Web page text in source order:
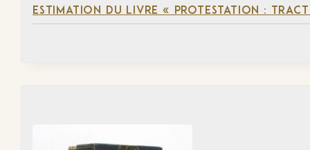
ESTIMATION DU LIVRE « PROTESTATION :